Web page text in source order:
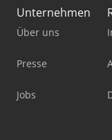
Trumpf Trumark
Trumpf Trustore
Unternehmen
Über uns
Presse
Jobs